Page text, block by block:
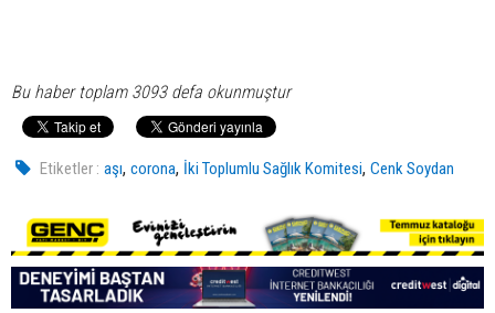
Bu haber toplam 3093 defa okunmuştur
Etiketler : aşı,corona, İki Toplumlu Sağlık Komitesi,Cenk Soydan